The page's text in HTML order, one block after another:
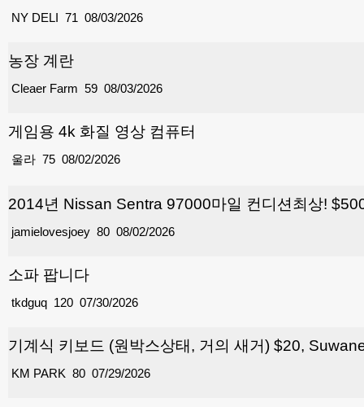
71
NY DELI 08/03/2026
농장 계란
59
Cleaer Farm 08/03/2026
게임용 4k 화질 영상 컴퓨터
75
울라 08/02/2026
2014년 Nissan Sentra 97000마일 컨디션최상!
80
jamielovesjoey 08/02/2026
소파 팝니다
120
tkdguq 07/30/2026
기계식 키보드 (원박스상태, 거의 새거) $20,
80
KM PARK 07/29/2026